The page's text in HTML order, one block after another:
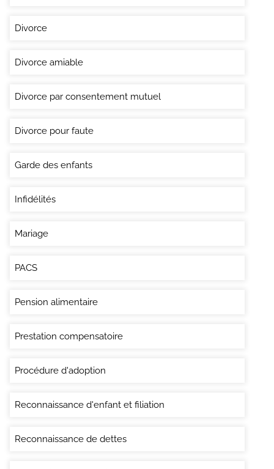
Divorce
Divorce amiable
Divorce par consentement mutuel
Divorce pour faute
Garde des enfants
Infidélités
Mariage
PACS
Pension alimentaire
Prestation compensatoire
Procédure d'adoption
Reconnaissance d'enfant et filiation
Reconnaissance de dettes